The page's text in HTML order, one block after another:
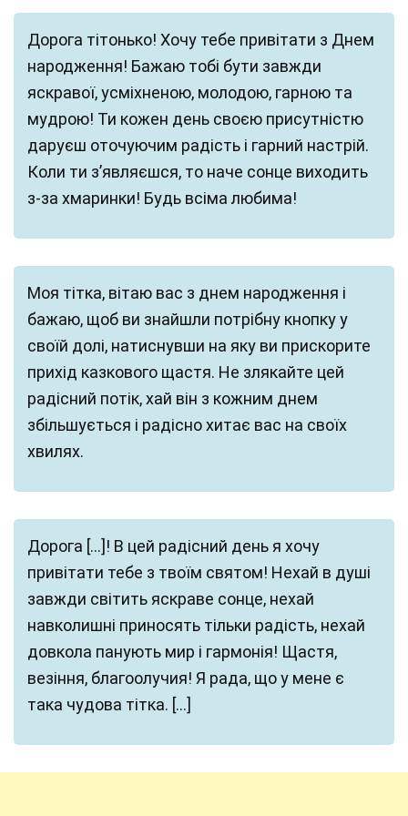
Дорога тітонько! Хочу тебе привітати з Днем
народження! Бажаю тобі бути завжди
яскравої, усміхненою, молодою, гарною та
мудрою! Ти кожен день своєю присутністю
даруєш оточуючим радість і гарний настрій.
Коли ти з’являєшся, то наче сонце виходить
з-за хмаринки! Будь всіма любима!
Моя тітка, вітаю вас з днем народження і
бажаю, щоб ви знайшли потрібну кнопку у
своїй долі, натиснувши на яку ви прискорите
прихід казкового щастя. Не злякайте цей
радісний потік, хай він з кожним днем
збільшується і радісно хитає вас на своїх
хвилях.
Дорога […]! В цей радісний день я хочу
привітати тебе з твоїм святом! Нехай в душі
завжди світить яскраве сонце, нехай
навколишні приносять тільки радість, нехай
довкола панують мир і гармонія! Щастя,
везіння, благоолучия! Я рада, що у мене є
така чудова тітка. […]